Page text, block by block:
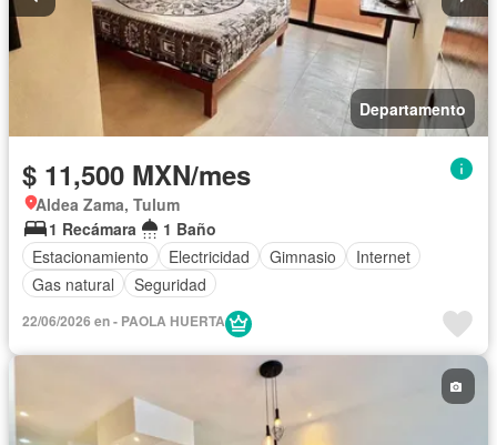
Departamento
$ 11,500 MXN/mes
Aldea Zama, Tulum
1 Recámara
1 Baño
Estacionamiento
Electricidad Gimnasio
Internet
Gas natural
Seguridad
22/06/2026 en - PAOLA HUERTA